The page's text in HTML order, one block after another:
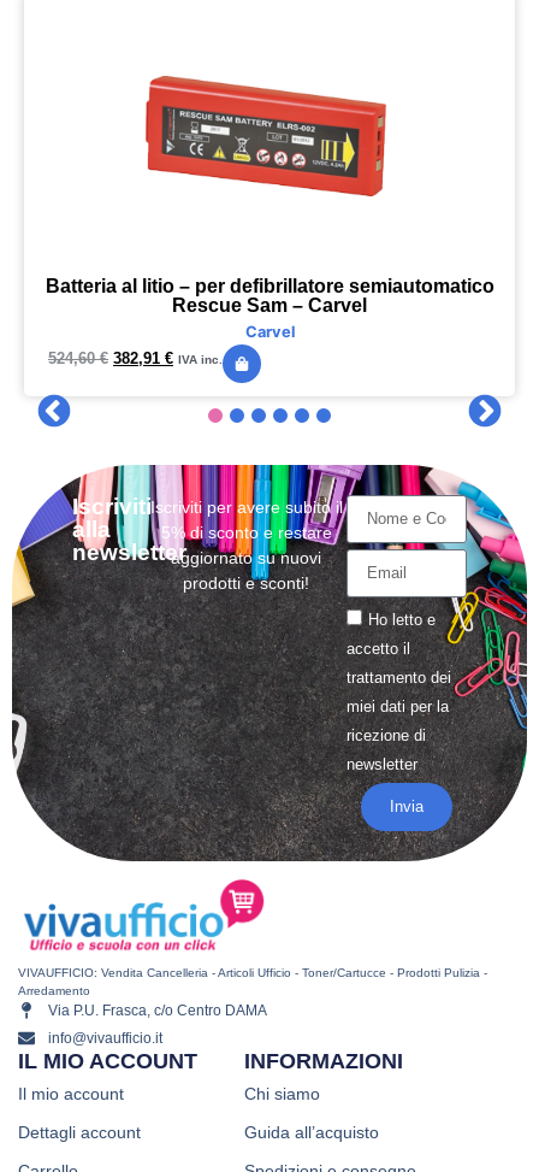
Batteria al litio – per defibrillatore semiautomatico
Rescue Sam – Carvel
Carvel
524,60€ 382,91 € IVA inc.
Iscriviti
alla
newsletter
Iscriviti per avere subito il
5% di sconto e restare
aggiornato su nuovi
prodotti e sconti!
Ho letto e
accetto il
trattamentodei
miei dati per la
ricezione di
newsletter
Invia
VIVAUFFICIO: Vendita Cancelleria - Articoli Ufficio - Toner/Cartucce - Prodotti Pulizia -
Arredamento
Via P.U. Frasca, c/o Centro DAMA
info@vivaufficio.it
INFORMAZIONI
Chi siamo
Guida all’acquisto
IL MIO ACCOUNT
Il mio account
Dettagli account